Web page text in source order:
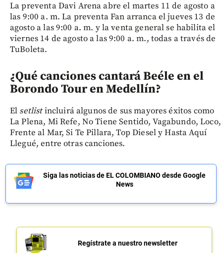
La preventa Davi Arena abre el martes 11 de agosto a
las 9:00 a. m. La preventa Fan arranca el jueves 13 de
agosto a las 9:00 a. m. y la venta general se habilita el
viernes 14 de agosto a las 9:00 a. m., todas a través de
TuBoleta.
¿Qué canciones cantará Beéle en el
Borondo Tour en Medellín?
El setlistincluirá algunos de sus mayores éxitos como
La Plena, Mi Refe, No Tiene Sentido, Vagabundo, Loco,
Frente al Mar, Si Te Pillara, Top Diesel y Hasta Aquí
Llegué, entre otras canciones.
Siga las noticias de EL COLOMBIANO desde Google
News
Regístrate a nuestro newsletter